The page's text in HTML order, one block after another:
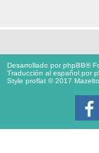
Desarrollado porphpBB®
Traducción al español por
Style proflat © 2017